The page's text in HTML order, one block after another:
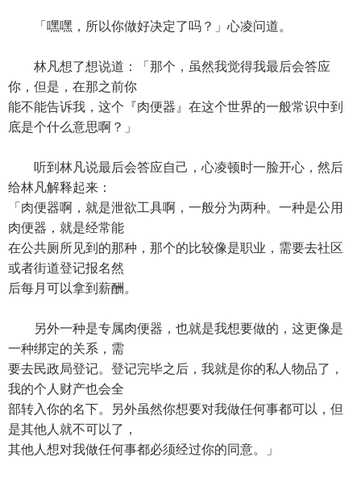
「嘿嘿，所以你做好决定了吗？」心凌问道。
林凡想了想说道：「那个，虽然我觉得我最后会答应
你，但是，在那之前你
能不能告诉我，这个『肉便器』在这个世界的一般常识中到
底是个什么意思啊？」
听到林凡说最后会答应自己，心凌顿时一脸开心，然后
给林凡解释起来：
「肉便器啊，就是泄欲工具啊，一般分为两种。一种是公用
肉便器，就是经常能
在公共厕所见到的那种，那个的比较像是职业，需要去社区
或者街道登记报名然
后每月可以拿到薪酬。
另外一种是专属肉便器，也就是我想要做的，这更像是
一种绑定的关系，需
要去民政局登记。登记完毕之后，我就是你的私人物品了，
我的个人财产也会全
部转入你的名下。另外虽然你想要对我做任何事都可以，但
是其他人就不可以了，
其他人想对我做任何事都必须经过你的同意。」